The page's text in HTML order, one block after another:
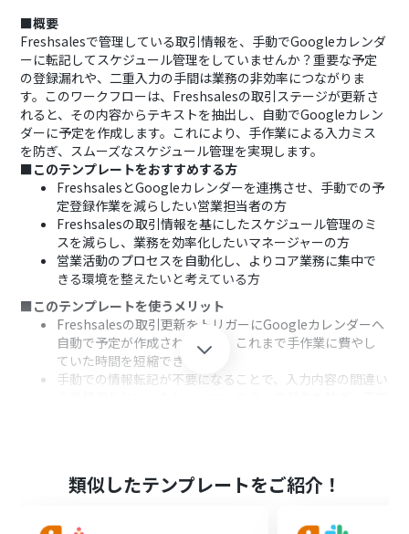
■概要
Freshsalesで管理している取引情報を、手動でGoogleカレンダ
ーに転記してスケジュール管理をしていませんか？重要な予定
の登録漏れや、二重入力の手間は業務の非効率につながりま
す。このワークフローは、Freshsalesの取引ステージが更新さ
れると、その内容からテキストを抽出し、自動でGoogleカレン
ダーに予定を作成します。これにより、手作業による入力ミス
を防ぎ、スムーズなスケジュール管理を実現します。
■このテンプレートをおすすめする方
FreshsalesとGoogleカレンダーを連携させ、手動での予
定登録作業を減らしたい営業担当者の方
Freshsalesの取引情報を基にしたスケジュール管理のミ
スを減らし、業務を効率化したいマネージャーの方
営業活動のプロセスを自動化し、よりコア業務に集中で
きる環境を整えたいと考えている方
■このテンプレートを使うメリット
Freshsalesの取引更新をトリガーにGoogleカレンダーへ
自動で予定が作成されるため、これまで手作業に費やし
ていた時間を短縮できます
手動での情報転記が不要になることで、入力内容の間違い
携します
次に、トリガーでFreshsalesを選択し、「取引が更新さ
類似したテンプレートをご紹介！